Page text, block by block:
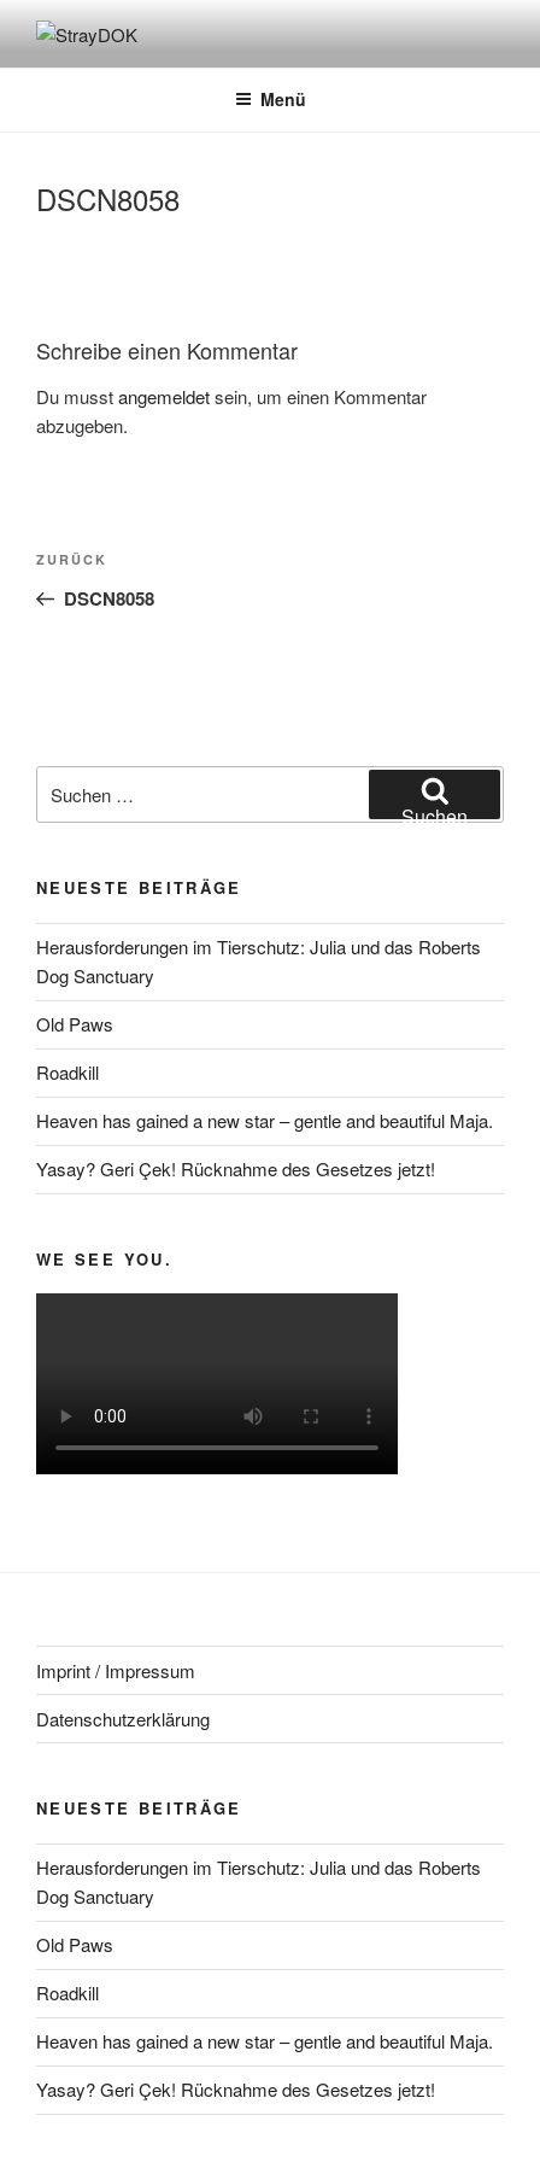
Inhalt
springenSTRAYDOK
Menü
DSCN8058
Schreibe einen Kommentar
Du musstangemeldetsein, um einen Kommentar
abzugeben.
Beitragsnavigation
Vorheriger
Beitrag
ZURÜCK
DSCN8058
nach:
Suchen
NEUESTE BEITRÄGE
Herausforderungen im Tierschutz: Julia und das Roberts
Dog Sanctuary
Old Paws
Roadkill
Heaven has gained a new star – gentle and beautiful Maja.
Yasay? Geri Çek! Rücknahme des Gesetzes jetzt!
WE SEE YOU.
Imprint / Impressum
Datenschutzerklärung
NEUESTE BEITRÄGE
Herausforderungen im Tierschutz: Julia und das Roberts
Dog Sanctuary
Old Paws
Roadkill
Heaven has gained a new star – gentle and beautiful Maja.
Yasay? Geri Çek! Rücknahme des Gesetzes jetzt!